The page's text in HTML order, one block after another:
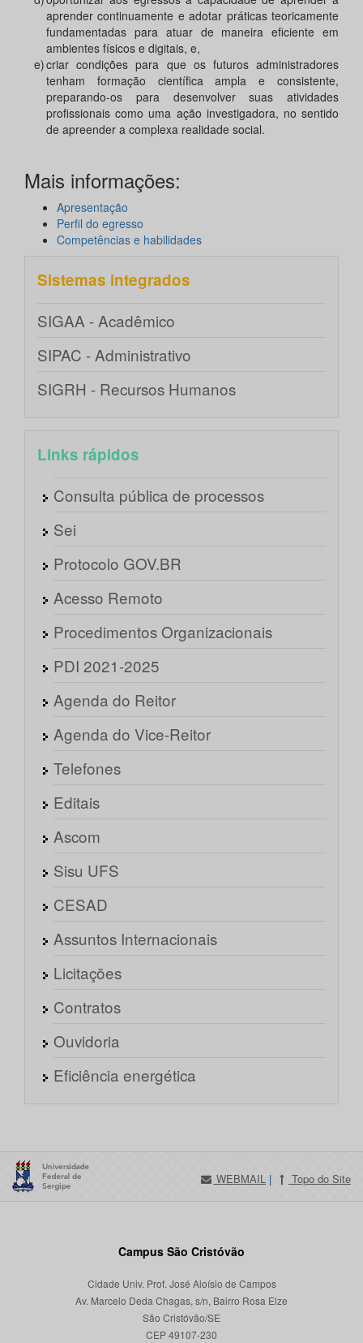
aprender continuamente e adotar práticas teoricamente
fundamentadas para atuar de maneira eficiente em
ambientes físicos e digitais, e,
e)criar condições para que os futuros administradores
tenham formação científica ampla e consistente,
preparando-os para desenvolver suas atividades
profissionais como uma ação investigadora, no sentido
de apreender a complexa realidade social.
Mais informações:
Apresentação
Perfil do egresso
Competências e habilidades
Sistemas integrados
SIGAA - Acadêmico
SIPAC - Administrativo
SIGRH - Recursos Humanos
Links rápidos
Consulta pública de processos
Sei
Protocolo GOV.BR
Acesso Remoto
Procedimentos Organizacionais
PDI 2021-2025
Agenda do Reitor
Agenda do Vice-Reitor
Telefones
Editais
Ascom
Sisu UFS
CESAD
Assuntos Internacionais
Licitações
Contratos
Ouvidoria
Eficiência energética
WEBMAIL | Topo do Site
Campus São Cristóvão
Cidade Univ. Prof. José Aloísio de Campos
Av. Marcelo Deda Chagas, s/n, Bairro Rosa Elze
São Cristóvão/SE
CEP 49107-230